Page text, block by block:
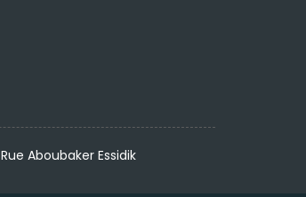
Rue Aboubaker Essidik